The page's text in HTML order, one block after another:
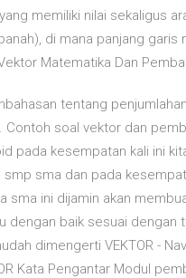
memiliki nilai sekaligus
di mana panjang
Matematika Dan
tentang
Contoh soal vektor dan
pada kesempatan kali ini
sma dan pada
sma ini dijamin akan
dengan baik sesuai dengan
dimengerti VEKTOR -
Kata Pengantar Modul